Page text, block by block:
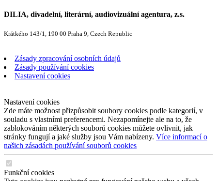
DILIA, divadelní, literární, audiovizuální agentura, z.s.
Krátkého 143/1, 190 00 Praha 9, Czech Republic
Zásady zpracování osobních údajů
Zásady používání cookies
Nastavení cookies
Nastavení cookies
Zde máte možnost přizpůsobit soubory cookies podle kategorií, v
souladu s vlastními preferencemi. Nezapomínejte ale na to, že
zablokováním některých souborů cookies můžete ovlivnit, jak
stránky fungují a jaké služby jsou Vám nabízeny. Více informací o
našich zásadách používání souborů cookies
Funkční cookies